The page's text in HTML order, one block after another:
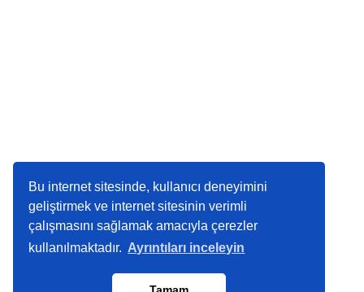
Bu internet sitesinde, kullanıcı deneyimini
geliştirmek ve internet sitesinin verimli
çalışmasını sağlamak amacıyla çerezler
kullanılmaktadır. Ayrıntıları inceleyin